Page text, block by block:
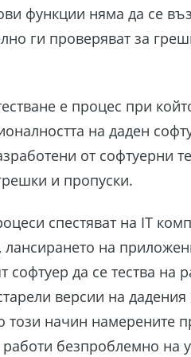
функции няма да се
ги проверяват за
е процес при
на даден
от софтуерни
и пропуски.
спестяват на IT
на
софтуер да се тества
версии на
начин намерените
безпроблемно на